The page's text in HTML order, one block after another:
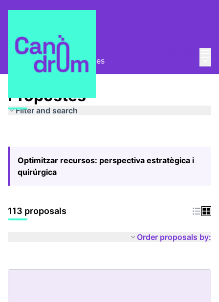
Pla Estratègic Propostes
Propostes
Filter and search
Optimitzar recursos: perspectiva estratègica i
quirúrgica
113 proposals
Order proposals by: